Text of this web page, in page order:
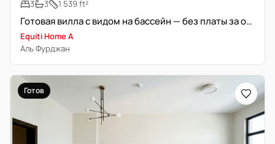
3 3 1 539 ft²
Готовая вилла с видом на бассейн — без платы за охлаждение
Equiti Home A
Аль Фурджан
Готов